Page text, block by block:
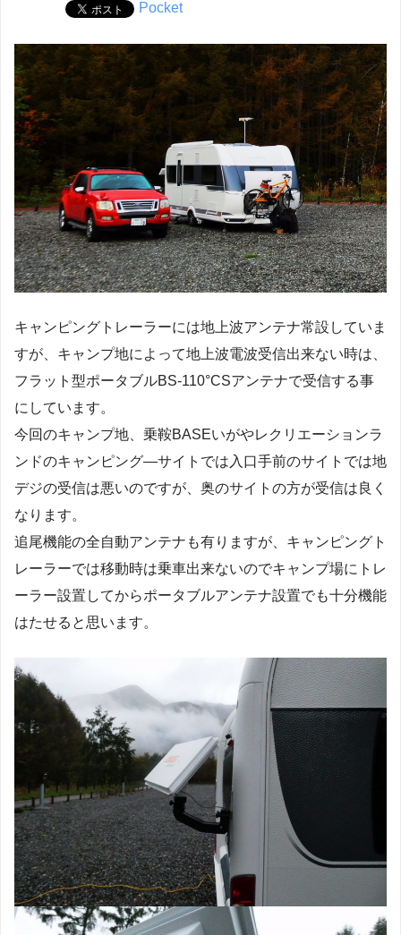
Pocket
キャンピングトレーラーには地上波アンテナ常設していま
すが、キャンプ地によって地上波電波受信出来ない時は、
フラット型ポータブルBS-110°CSアンテナで受信する事
にしています。
今回のキャンプ地、乗鞍BASEいがやレクリエーションラ
ンドのキャンピング―サイトでは入口手前のサイトでは地
デジの受信は悪いのですが、奥のサイトの方が受信は良く
なります。
追尾機能の全自動アンテナも有りますが、キャンピングト
レーラーでは移動時は乗車出来ないのでキャンプ場にトレ
ーラー設置してからポータブルアンテナ設置でも十分機能
はたせると思います。